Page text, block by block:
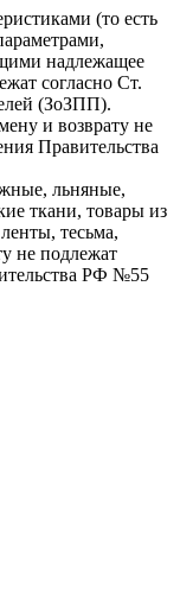
(то есть
надлежащее
согласно Ст.
(ЗоЗПП).
и возврату не
Правительства
льняные,
ткани, товары из
тесьма,
не подлежат
РФ №55